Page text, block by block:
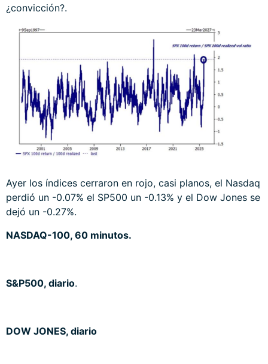
¿convicción?.
Ayer los índices cerraron en rojo, casi planos, el Nasdaq
perdió un -0.07% el SP500 un -0.13% y el Dow Jones se
dejó un -0.27%.
NASDAQ-100, 60 minutos.
S&P500, diario.
DOW JONES, diario